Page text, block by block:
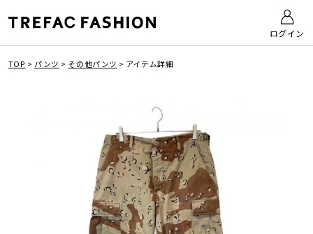
ログイン
TOP > パンツ > その他パンツ > アイテム詳細